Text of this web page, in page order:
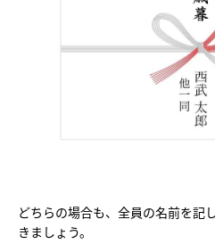
どちらの場合も、全員の名前を記
きましょう。